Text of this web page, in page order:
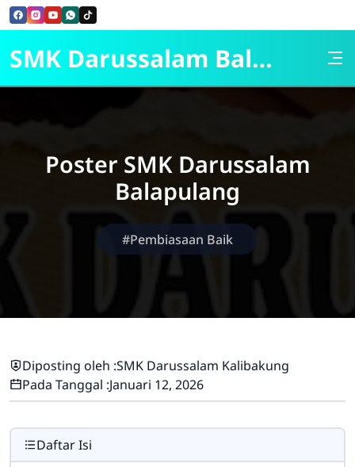
Skip to Content
SMK Darussalam Balapulang
Poster SMK Darussalam
Balapulang
#Pembiasaan Baik
Diposting oleh :SMK Darussalam Kalibakung
Pada Tanggal :Januari 12, 2026
Daftar Isi